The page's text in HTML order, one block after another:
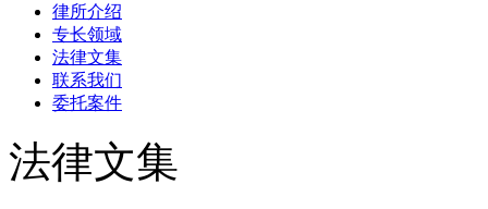
律所介绍
专长领域
法律文集
联系我们
委托案件
法律文集